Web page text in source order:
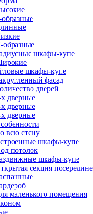
образные
образные
шкафы-купе
шкафы-купе
фасад
дверей
х дверные
х дверные
х дверные
всю стену
шкафы-купе
потолок
шкафы-купе
секция посередине
маленького помещения